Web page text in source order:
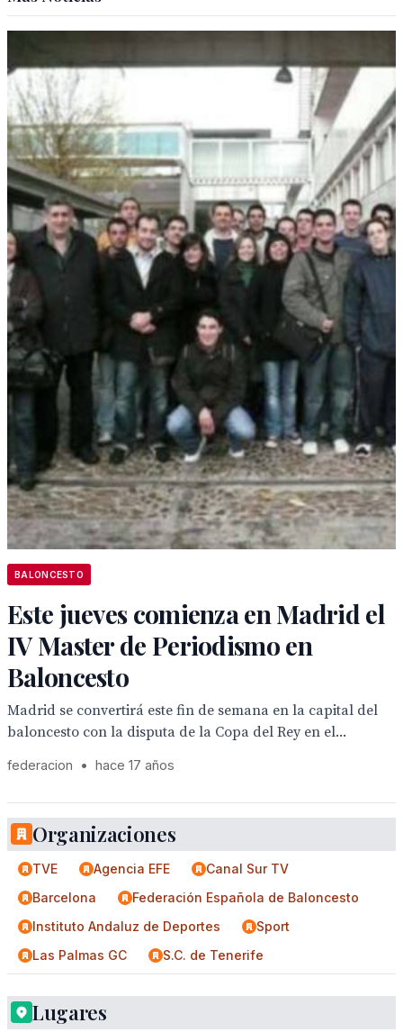
BALONCESTO
Este jueves comienza en Madrid el
IV Master de Periodismo en
Baloncesto
Madrid se convertirá este fin de semana en la capital del
baloncesto con la disputa de la Copa del Rey en el...
federacion • hace 17 años
Organizaciones
TVE Agencia EFE
Canal Sur TV
Barcelona
Federación Española de Baloncesto
Instituto Andaluz de Deportes
Sport
Las Palmas GC
S.C. de Tenerife
Lugares